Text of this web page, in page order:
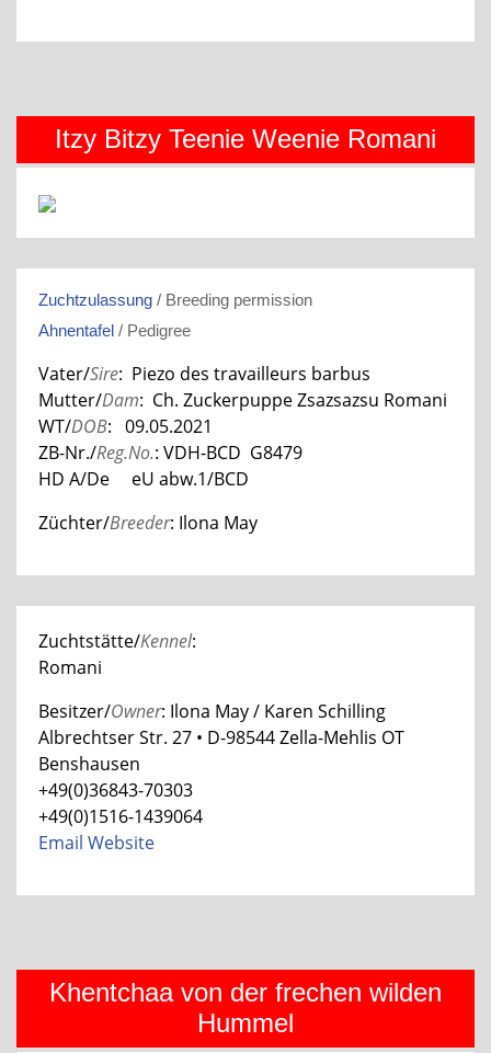
Itzy Bitzy Teenie Weenie Romani
Zuchtzulassung / Breeding permission
Ahnentafel / Pedigree
Vater/Sire: Piezo des travailleurs barbus
Mutter/Dam: Ch. Zuckerpuppe Zsazsazsu Romani
WT/DOB: 09.05.2021
ZB-Nr./Reg.No.: VDH-BCD G8479
HD A/De eU abw.1/BCD
Züchter/Breeder: Ilona May
Zuchtstätte/Kennel:
Romani
Besitzer/Owner: Ilona May / Karen Schilling
Albrechtser Str. 27 • D-98544 Zella-Mehlis OT
Benshausen
+49(0)36843-70303
+49(0)1516-1439064
Email Website
Khentchaa von der frechen wilden
Hummel